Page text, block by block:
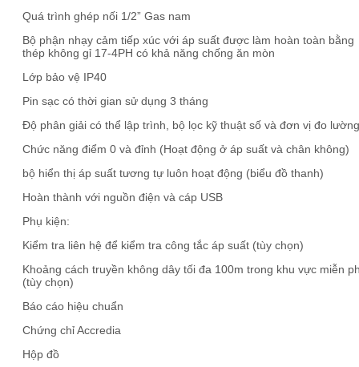
Quá trình ghép nối 1/2” Gas nam
Bộ phận nhạy cảm tiếp xúc với áp suất được làm hoàn toàn bằng
thép không gỉ 17-4PH có khả năng chống ăn mòn
Lớp bảo vệ IP40
Pin sạc có thời gian sử dụng 3 tháng
Độ phân giải có thể lập trình, bộ lọc kỹ thuật số và đơn vị đo lường
Chức năng điểm 0 và đỉnh (Hoạt động ở áp suất và chân không)
bộ hiển thị áp suất tương tự luôn hoạt động (biểu đồ thanh)
Hoàn thành với nguồn điện và cáp USB
Phụ kiện:
Kiểm tra liên hệ để kiểm tra công tắc áp suất (tùy chọn)
Khoảng cách truyền không dây tối đa 100m trong khu vực miễn
(tùy chọn)
Báo cáo hiệu chuẩn
Chứng chỉ Accredia
Hộp đồ